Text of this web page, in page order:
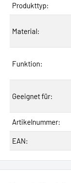
Produkttyp:
Material:
Funktion:
Geeignet für:
Artikelnummer:
EAN: